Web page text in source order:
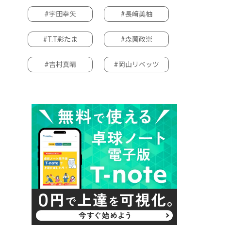
#宇田幸矢 #長﨑美柚
#T.T彩たま #森薗政崇
#吉村真晴 #岡山リベッツ